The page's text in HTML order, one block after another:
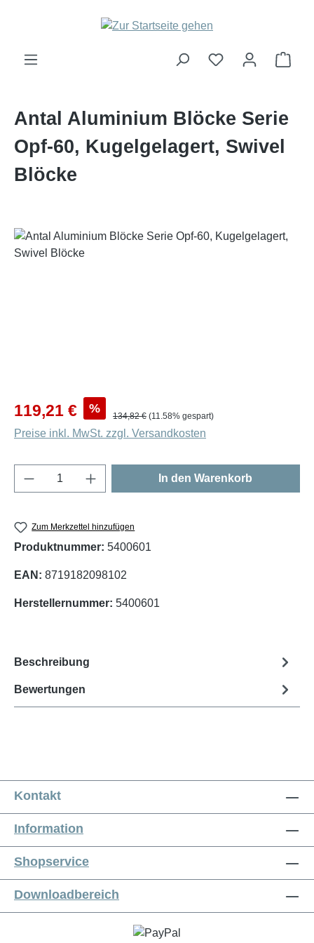
Zum Hauptinhalt springen
Antal Aluminium Blöcke Serie
Opf-60, Kugelgelagert, Swivel
Blöcke
Bildergalerie überspringen
Verkaufspreis:
119,21 € % Regulärer Preis:
134,82 € (11.58% gespart)
Preise inkl. MwSt. zzgl. Versandkosten
Produkt Anzahl: Gib den gewünschten
In den Warenkorb
Zum Merkzettel hinzufügen
Produktnummer: 5400601
EAN: 8719182098102
Herstellernummer: 5400601
Beschreibung
Bewertungen
Kontakt
Information
Shopservice
Downloadbereich